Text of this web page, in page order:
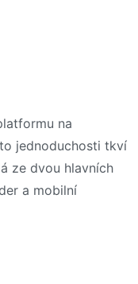
na
jednoduchosti tkví
ze dvou hlavních
a mobilní